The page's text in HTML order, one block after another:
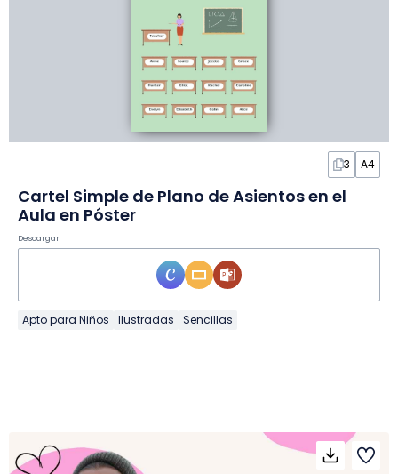
3 A4
Cartel Simple de Plano de Asientos en el
Aula en Póster
Descargar
Apto para Niños Ilustradas Sencillas